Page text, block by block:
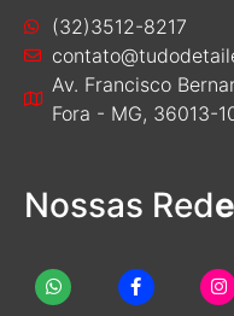
(32)3512-8217
Av. Francisco
Fora - MG, 36013-
Nossas Red